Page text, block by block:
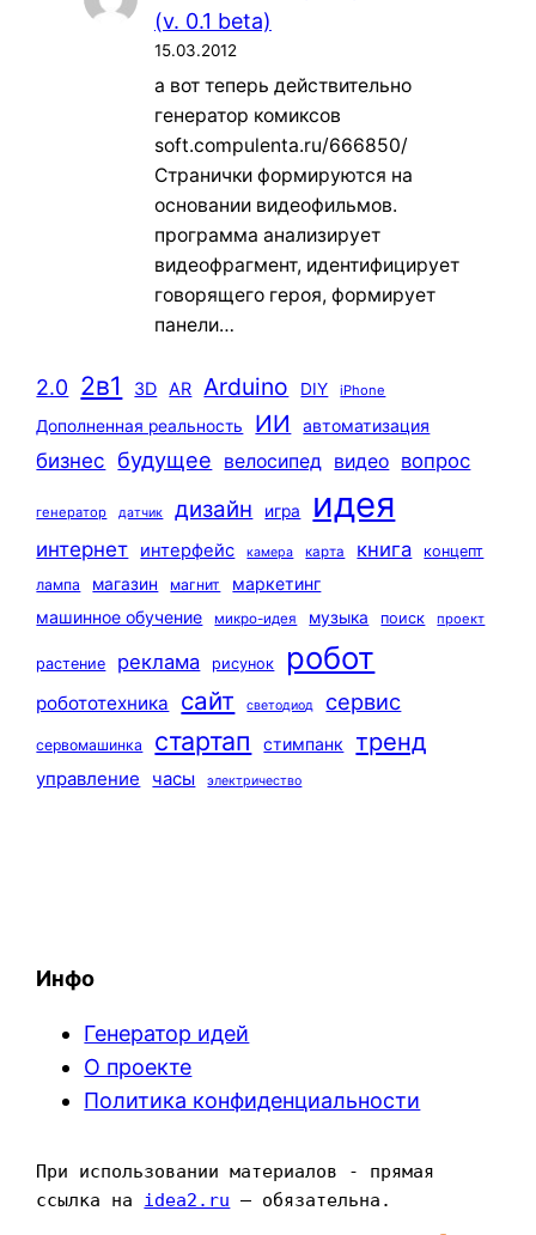
(v. 0.1 beta)
15.03.2012
а вот теперь действительно
генератор комиксов
soft.compulenta.ru/666850/
Странички формируются на
основании видеофильмов.
программа анализирует
видеофрагмент, идентифицирует
говорящего героя, формирует
панели…
2.0 2в1 3D AR Arduino DIY iPhone
Дополненная реальность ИИ автоматизация
бизнес будущее велосипед видео вопрос
генератор датчик дизайн игра идея
интернет интерфейс камера карта книга
концепт
лампа
магазин магнит
маркетинг
машинное обучение
микро-идея музыка поиск проект
растение реклама рисунок робот
робототехника сайт светодиод сервис
сервомашинка стартап стимпанк тренд
управление часы электричество
Инфо
Генератор идей
О проекте
Политика конфиденциальности
При использовании материалов - прямая
ссылка на idea2.ru — обязательна.